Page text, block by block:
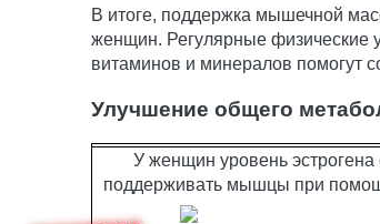
В итоге, поддержка мышечной
женщин. Регулярные физические
витаминов и минералов помогут
Улучшение общего
У женщин уровень
поддерживать мышцы при